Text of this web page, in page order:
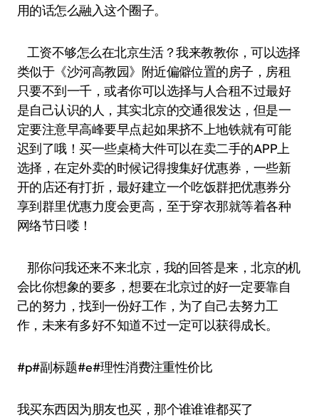
用的话怎么融入这个圈子。
工资不够怎么在北京生活？我来教教你，可以选择
类似于《沙河高教园》附近偏僻位置的房子，房租
只要不到一千，或者你可以选择与人合租不过最好
是自己认识的人，其实北京的交通很发达，但是一
定要注意早高峰要早点起如果挤不上地铁就有可能
迟到了哦！买一些桌椅大件可以在卖二手的APP上
选择，在定外卖的时候记得搜集好优惠券，一些新
开的店还有打折，最好建立一个吃饭群把优惠券分
享到群里优惠力度会更高，至于穿衣那就等着各种
网络节日喽！
那你问我还来不来北京，我的回答是来，北京的机
会比你想象的要多，想要在北京过的好一定要靠自
己的努力，找到一份好工作，为了自己去努力工
作，未来有多好不知道不过一定可以获得成长。
#p#副标题#e#理性消费注重性价比
我买东西因为朋友也买，那个谁谁谁都买了